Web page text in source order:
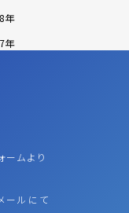
年
年
ームより
ールにて